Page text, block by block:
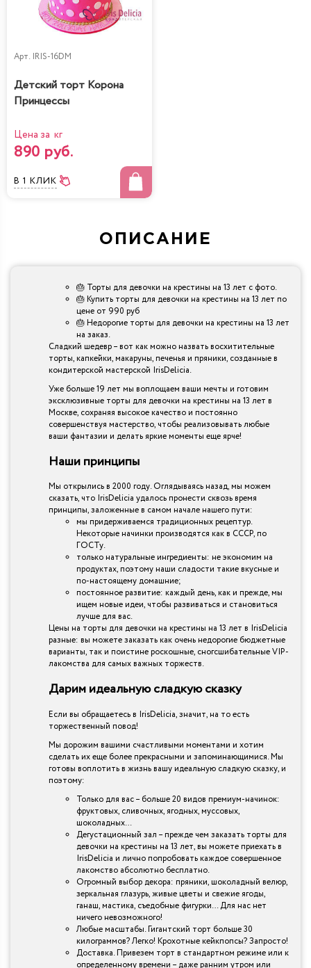
Арт. IRIS-16DM
Детский торт Корона
Принцессы
Цена за кг
890 руб.
В 1 КЛИК
ОПИСАНИЕ
🎂 Торты для девочки на крестины на 13 лет с фото.
🎂 Купить торты для девочки на крестины на 13 лет по
цене от 990 руб
🎂 Недорогие торты для девочки на крестины на 13 лет
на заказ.
Сладкий шедевр – вот как можно назвать восхитительные
торты, капкейки, макаруны, печенья и пряники, созданные в
кондитерской мастерской IrisDelicia.
Уже больше 19 лет мы воплощаем ваши мечты и готовим
эксклюзивные торты для девочки на крестины на 13 лет в
Москве, сохраняя высокое качество и постоянно
совершенствуя мастерство, чтобы реализовывать любые
ваши фантазии и делать яркие моменты еще ярче!
Наши принципы
Мы открылись в 2000 году. Оглядываясь назад, мы можем
сказать, что IrisDelicia удалось пронести сквозь время
принципы, заложенные в самом начале нашего пути:
мы придерживаемся традиционных рецептур.
Некоторые начинки производятся как в СССР, по
ГОСТу.
только натуральные ингредиенты: не экономим на
продуктах, поэтому наши сладости такие вкусные и
по-настоящему домашние;
постоянное развитие: каждый день, как и прежде, мы
ищем новые идеи, чтобы развиваться и становиться
лучше для вас.
Цены на торты для девочки на крестины на 13 лет в IrisDelicia
разные: вы можете заказать как очень недорогие бюджетные
варианты, так и поистине роскошные, сногсшибательные VIP-
лакомства для самых важных торжеств.
Дарим идеальную сладкую сказку
Если вы обращаетесь в IrisDelicia, значит, на то есть
торжественный повод!
Мы дорожим вашими счастливыми моментами и хотим
сделать их еще более прекрасными и запоминающимися. Мы
готовы воплотить в жизнь вашу идеальную сладкую сказку, и
поэтому:
Только для вас – больше 20 видов премиум-начинок:
фруктовых, сливочных, ягодных, муссовых,
шоколадных…
Дегустационный зал – прежде чем заказать торты для
девочки на крестины на 13 лет, вы можете приехать в
IrisDelicia и лично попробовать каждое совершенное
лакомство абсолютно бесплатно.
Огромный выбор декора: пряники, шоколадный велюр,
зеркальная глазурь, живые цветы и свежие ягоды,
ганаш, мастика, съедобные фигурки… Для нас нет
ничего невозможного!
Любые масштабы. Гигантский торт больше 30
килограммов? Легко! Крохотные кейкпопсы? Запросто!
Доставка. Привезем торт в стандартном режиме или к
определенному времени – даже ранним утром или